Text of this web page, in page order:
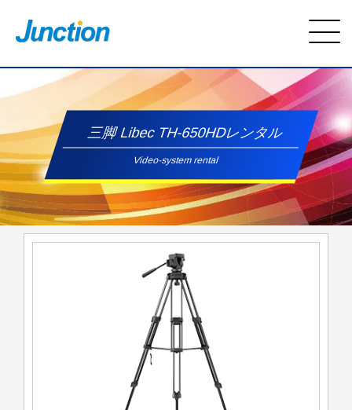
三脚 Libec TH-650HDレンタル
Video-system rental